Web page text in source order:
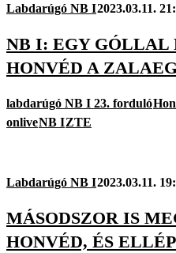
Labdarúgó NB I2023.03.11.
NB I: EGY GÓLLAL
HONVÉD A
labdarúgó NB I 23. forduló
onliveNB IZTE
Labdarúgó NB I2023.03.11.
MÁSODSZOR IS
HONVÉD, ÉS